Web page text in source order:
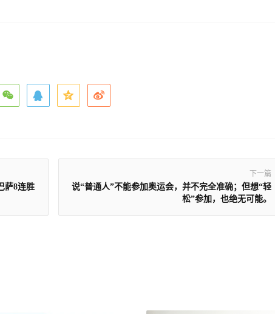
萨8连胜
下一篇
说“普通人”不能参加奥运会，并不完全准确；但想“轻
松”参加，也绝无可能。